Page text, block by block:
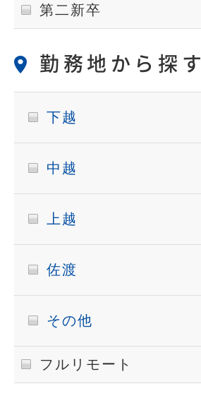
第二新卒
勤務地から探す
下越
中越
上越
佐渡
その他
フルリモート